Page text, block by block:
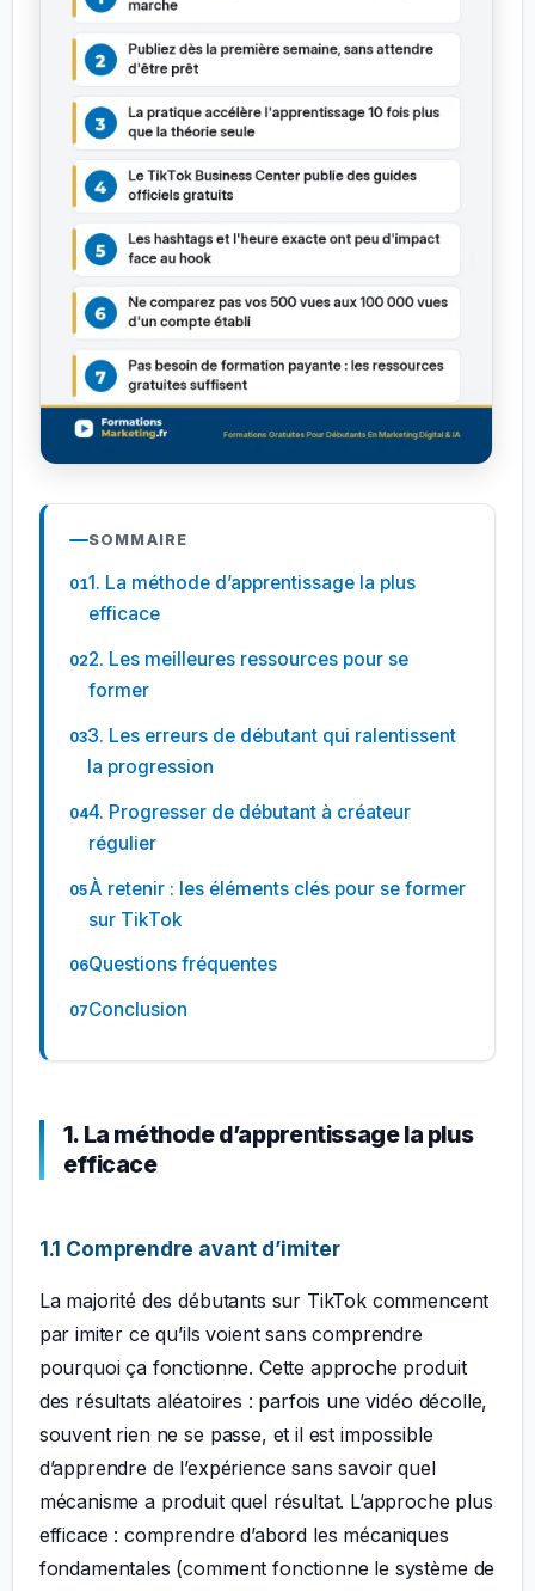
SOMMAIRE
1. La méthode d’apprentissage la plus
efficace
2. Les meilleures ressources pour se
former
3. Les erreurs de débutant qui ralentissent
la progression
4. Progresser de débutant à créateur
régulier
À retenir : les éléments clés pour se former
sur TikTok
Questions fréquentes
Conclusion
1. La méthode d’apprentissage la plus
efficace
1.1 Comprendre avant d’imiter
La majorité des débutants sur TikTok commencent
par imiter ce qu’ils voient sans comprendre
pourquoi ça fonctionne. Cette approche produit
des résultats aléatoires : parfois une vidéo décolle,
souvent rien ne se passe, et il est impossible
d’apprendre de l’expérience sans savoir quel
mécanisme a produit quel résultat. L’approche plus
efficace : comprendre d’abord les mécaniques
fondamentales (comment fonctionne le système de